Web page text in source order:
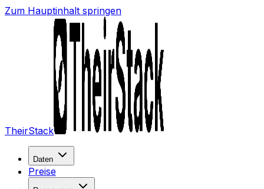
Zum Hauptinhalt springen
TheirStack
Daten
Preise